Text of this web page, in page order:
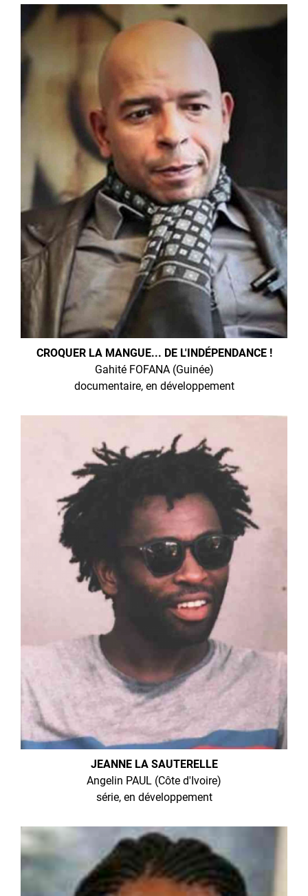
CROQUER LA MANGUE... DE L'INDÉPENDANCE !
Gahité FOFANA (Guinée)
documentaire, en développement
JEANNE LA SAUTERELLE
Angelin PAUL (Côte d'Ivoire)
série, en développement